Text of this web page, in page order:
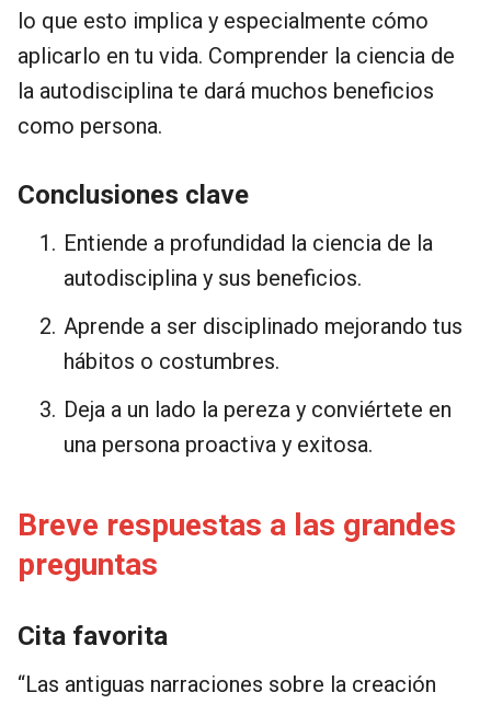
lo que esto implica y especialmente cómo
aplicarlo en tu vida. Comprender la ciencia de
la autodisciplina te dará muchos beneficios
como persona.
Conclusiones clave
Entiende a profundidad la ciencia de la
autodisciplina y sus beneficios.
Aprende a ser disciplinado mejorando tus
hábitos o costumbres.
Deja a un lado la pereza y conviértete en
una persona proactiva y exitosa.
Breve respuestas a las grandes
preguntas
Cita favorita
“Las antiguas narraciones sobre la creación